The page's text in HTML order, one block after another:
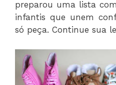
preparou uma lista
infantis que unem
só peça. Continue sua